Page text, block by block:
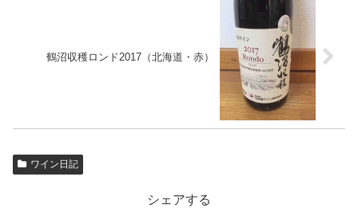
鶴沼収穫ロンド2017（北海道・赤）
ワイン日記
シェアする